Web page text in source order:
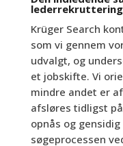
Krüger Search
som vi gennem
udvalgt, og
et jobskifte. Vi
mindre andet er
afsløres tidligst
opnås og
søgeprocessen